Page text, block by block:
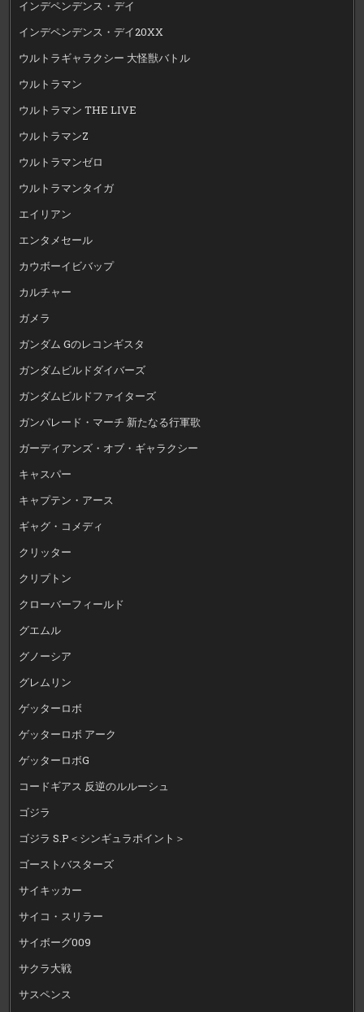
インデペンデンス・デイ
インデペンデンス・デイ20XX
ウルトラギャラクシー 大怪獣バトル
ウルトラマン
ウルトラマン THE LIVE
ウルトラマンZ
ウルトラマンゼロ
ウルトラマンタイガ
エイリアン
エンタメセール
カウボーイビバップ
カルチャー
ガメラ
ガンダム Gのレコンギスタ
ガンダムビルドダイバーズ
ガンダムビルドファイターズ
ガンパレード・マーチ 新たなる行軍歌
ガーディアンズ・オブ・ギャラクシー
キャスパー
キャプテン・アース
ギャグ・コメディ
クリッター
クリプトン
クローバーフィールド
グエムル
グノーシア
グレムリン
ゲッターロボ
ゲッターロボ アーク
ゲッターロボG
コードギアス 反逆のルルーシュ
ゴジラ
ゴジラ S.P＜シンギュラポイント＞
ゴーストバスターズ
サイキッカー
サイコ・スリラー
サイボーグ009
サクラ大戦
サスペンス